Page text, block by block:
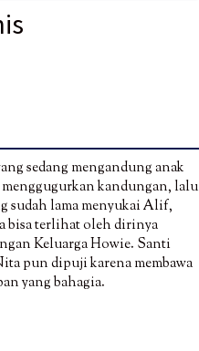
sedang mengandung anak
kandungan, lalu
sudah lama menyukai Alif,
bisa terlihat oleh dirinya
Keluarga Howie. Santi
pun dipuji karena membawa
yang bahagia.